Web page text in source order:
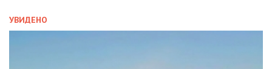
УВИДЕНО